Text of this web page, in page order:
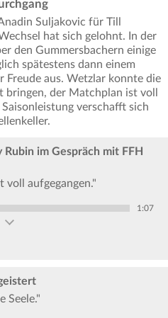
Suljakovic für Till
hat sich gelohnt. In der
den Gummersbachern einige
spätestens dann einem
Freude aus. Wetzlar konnte die
bringen, der Matchplan ist voll
verschafft sich
im Gespräch mit FFH
voll aufgegangen."
1:07
Seele."